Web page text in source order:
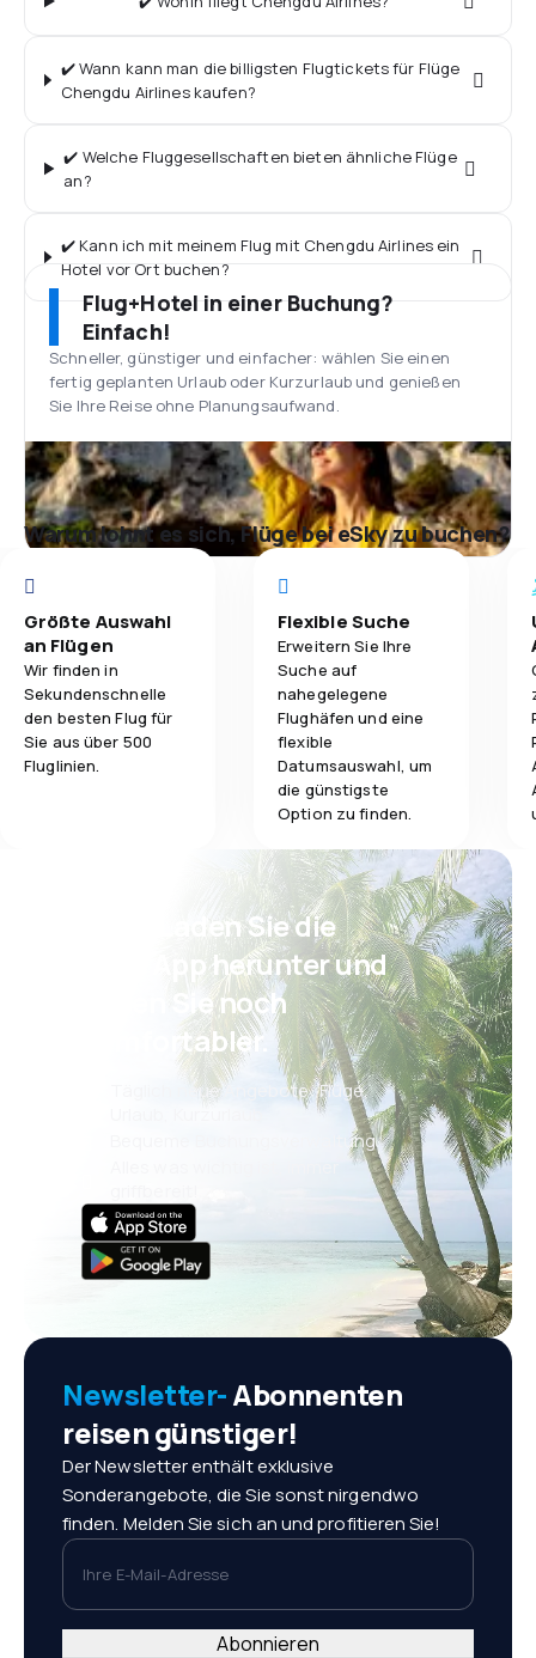
✔️ Wann kann man die billigsten Flugtickets für Flüge
Chengdu Airlines kaufen?
✔️ Welche Fluggesellschaften bieten ähnliche Flüge
an?
✔️ Kann ich mit meinem Flug mit Chengdu Airlines ein
Hotel vor Ort buchen?
Flug+Hotel in einer Buchung?
Einfach!
Schneller, günstiger und einfacher: wählen Sie einen
fertig geplanten Urlaub oder Kurzurlaub und genießen
Sie Ihre Reise ohne Planungsaufwand.
Warum lohnt es sich, Flüge bei eSky zu buchen?
Größte Auswahl
an Flügen
Wir finden in
Sekundenschnelle
den besten Flug für
Sie aus über 500
Fluglinien.
Flexible Suche
Erweitern Sie Ihre
Suche auf
nahegelegene
Flughäfen und eine
flexible
Datumsauswahl, um
die günstigste
Option zu finden.
Psst! Laden Sie die
eSky App herunter und
reisen Sie noch
komfortabler.
Täglich neue Angebote: Flüge,
Bequeme Buchungsverwaltung
Newsletter-Abonnenten
reisen günstiger!
Der Newsletter enthält exklusive
Sonderangebote, die Sie sonst nirgendwo
finden. Melden Sie sich an und profitieren Sie!
Ihre E-Mail-Adresse
Abonnieren